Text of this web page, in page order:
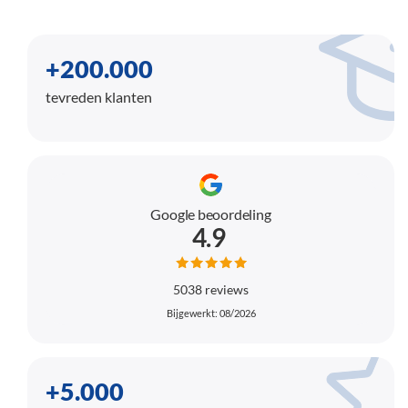
+200.000
tevreden klanten
Google beoordeling
4.9
5038 reviews
Bijgewerkt: 08/2026
+5.000